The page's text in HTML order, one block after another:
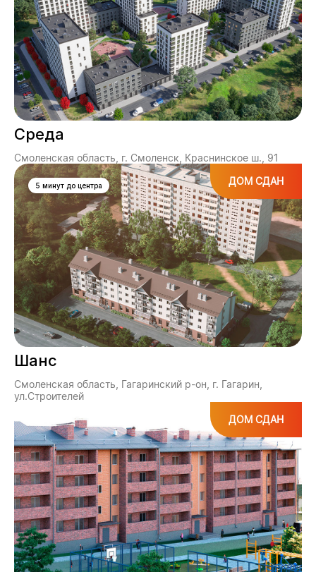
Среда
Смоленская область, г. Смоленск, Краснинское ш., 91
5 минут до центра ДОМ СДАН
Шанс
Смоленская область, Гагаринский р-он, г. Гагарин,
ул.Строителей
ДОМ СДАН